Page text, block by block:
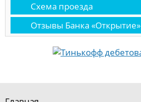
Схема проезда
Отзывы Банка «Открытие»